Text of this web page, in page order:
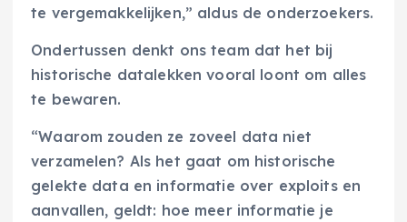
te vergemakkelijken,” aldus de onderzoekers.
Ondertussen denkt ons team dat het bij
historische datalekken vooral loont om alles
te bewaren.
“Waarom zouden ze zoveel data niet
verzamelen? Als het gaat om historische
gelekte data en informatie over exploits en
aanvallen, geldt: hoe meer informatie je